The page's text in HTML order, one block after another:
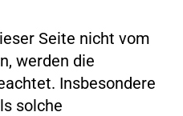
Seite nicht vom
werden die
Insbesondere
solche